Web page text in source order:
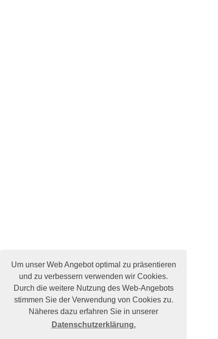
Um unser Web Angebot optimal zu präsentieren
und zu verbessern verwenden wir Cookies.
Durch die weitere Nutzung des Web-Angebots
stimmen Sie der Verwendung von Cookies zu.
Näheres dazu erfahren Sie in unserer
Datenschutzerklärung.